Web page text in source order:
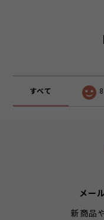
すべて
メー
新商品